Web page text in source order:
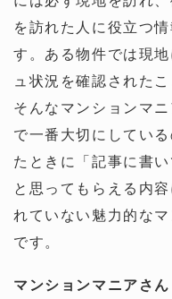
を訪れた人に役立つ
す。ある物件では現
ュ状況を確認された
そんなマンションマ
で一番大切にしてい
たときに「記事に書
と思ってもらえる内
れていない魅力的な
です。
マンションマニアさん